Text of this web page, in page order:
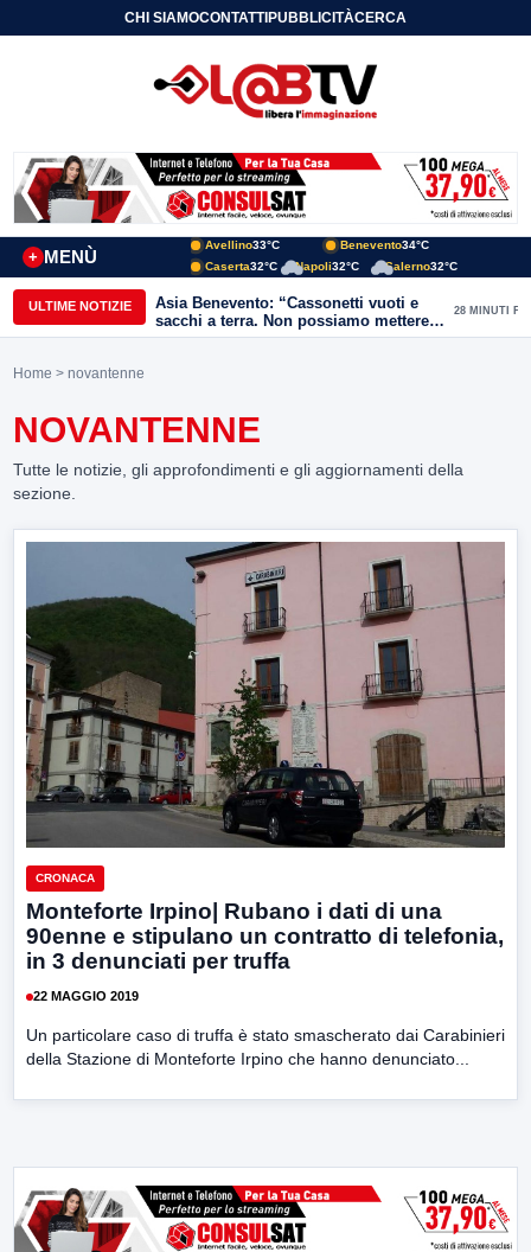
CHI SIAMOCONTATTIPUBBLICITÀCERCA
MENÙ
+
Avellino33°C Benevento34°C
Caserta32°C Napoli32°C Salerno32°C
ULTIME NOTIZIE
Asia Benevento: “Cassonetti vuoti e
sacchi a terra. Non possiamo mettere
una toppa alla mancanza di rispetto”
28 MINUTI FA
Home > novantenne
NOVANTENNE
Tutte le notizie, gli approfondimenti e gli aggiornamenti della
sezione.
CRONACA
Monteforte Irpino| Rubano i dati di una
90enne e stipulano un contratto di telefonia,
in 3 denunciati per truffa
22 MAGGIO 2019
Un particolare caso di truffa è stato smascherato dai Carabinieri
della Stazione di Monteforte Irpino che hanno denunciato...